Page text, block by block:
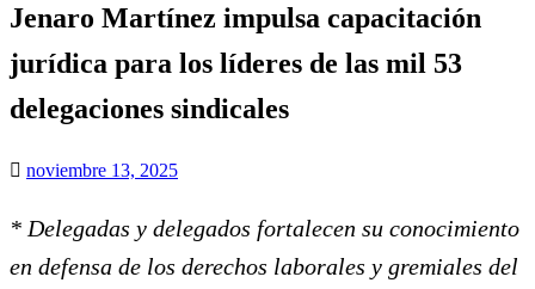
Jenaro Martínez impulsa capacitación
jurídica para los líderes de las mil 53
delegaciones sindicales
Publicado
noviembre 13, 2025
* Delegadas y delegados fortalecen su conocimiento
en defensa de los derechos laborales y gremiales del